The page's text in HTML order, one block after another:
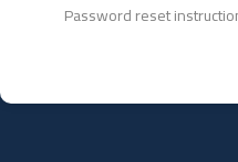
Password reset